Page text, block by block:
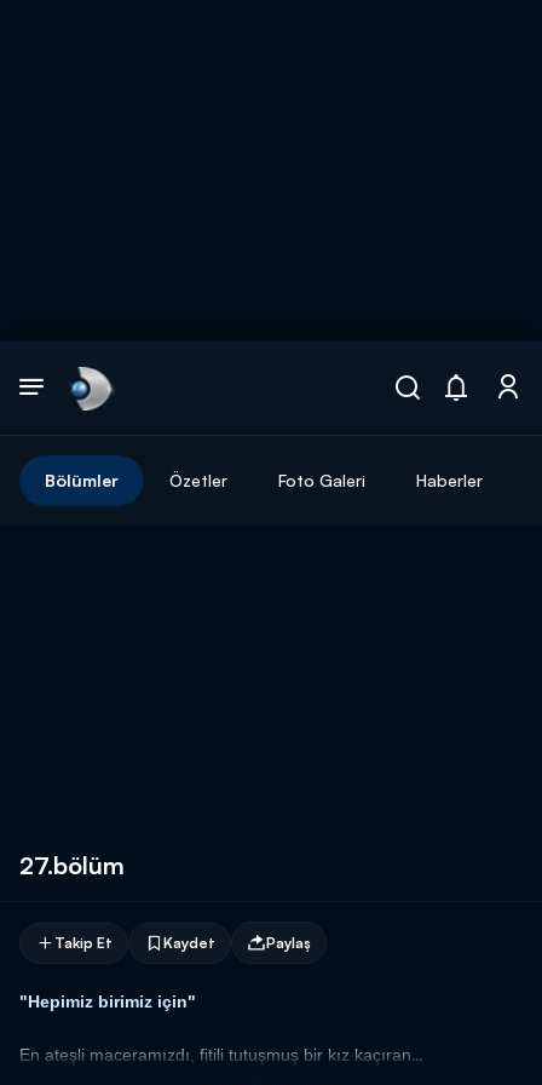
Bölümler Özetler Foto Galeri Haberler
27.bölüm
Takip Et Kaydet Paylaş
"Hepimiz birimiz için"
En ateşli maceramızdı, fitili tutuşmuş bir kız kaçıran